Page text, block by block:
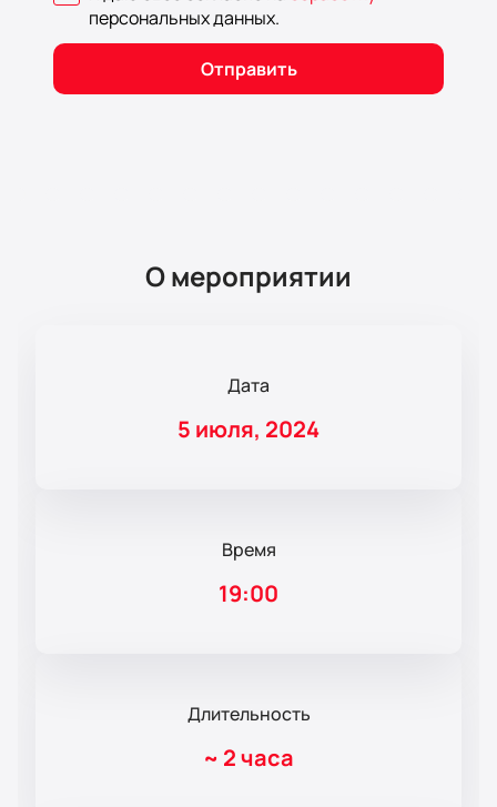
персональных данных.
Отправить
О мероприятии
Дата
5 июля, 2024
Время
19:00
Длительность
~ 2 часа